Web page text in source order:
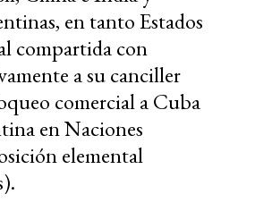
en tanto Estados
compartida con
a su canciller
comercial a Cuba
en Naciones
elemental